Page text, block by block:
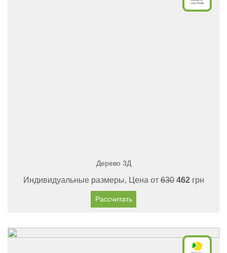
Дерево 3Д
Индивидуальные размеры, Цена от630 462грн
Рассчитать